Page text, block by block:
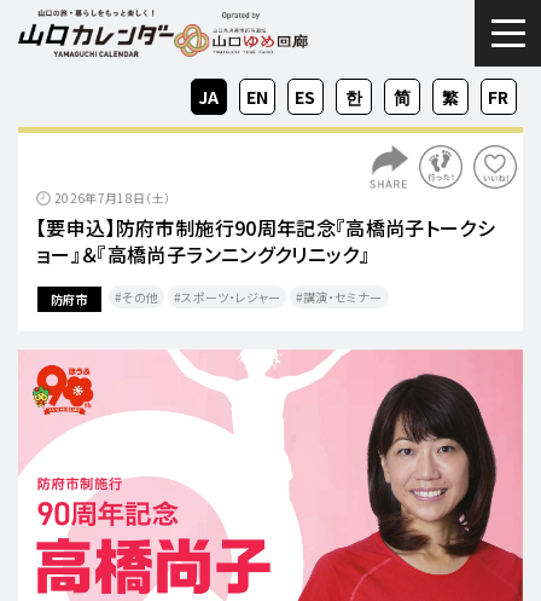
ZH-
CN
ZH-
TW
EN FR
JA KO
ES
2026年7月18日（土）
【要申込】防府市制施行90周年記念『高橋尚子トークシ
ョー』＆『高橋尚子ランニングクリニック』
防府市 その他 スポーツ・レジャー 講演・セミナー